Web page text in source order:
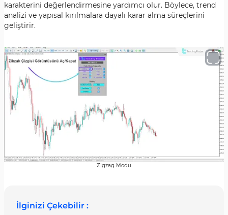
karakterini değerlendirmesine yardımcı olur. Böylece, trend
analizi ve yapısal kırılmalara dayalı karar alma süreçlerini
geliştirir.
Zigzag Modu
İlginizi Çekebilir :